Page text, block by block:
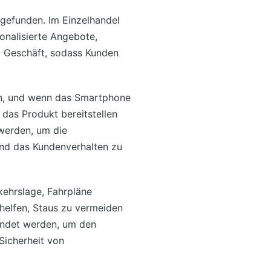
Im Einzelhandel
Angebote,
sodass Kunden
und wenn das Smartphone
Produkt bereitstellen
um die
das Kundenverhalten zu
Fahrpläne
Staus zu vermeiden
werden, um den
von